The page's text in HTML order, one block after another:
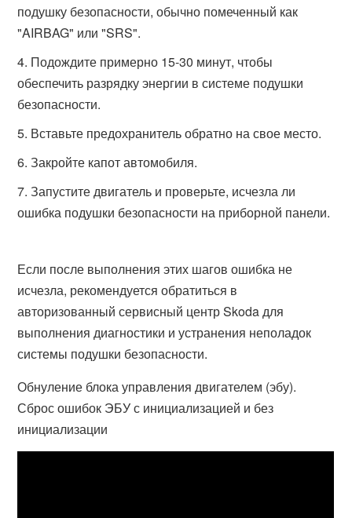
подушку безопасности, обычно помеченный как
"AIRBAG" или "SRS".
Подождите примерно 15-30 минут, чтобы
обеспечить разрядку энергии в системе подушки
безопасности.
Вставьте предохранитель обратно на свое место.
Закройте капот автомобиля.
Запустите двигатель и проверьте, исчезла ли
ошибка подушки безопасности на приборной панели.
Если после выполнения этих шагов ошибка не
исчезла, рекомендуется обратиться в
авторизованный сервисный центр Skoda для
выполнения диагностики и устранения неполадок
системы подушки безопасности.
Обнуление блока управления двигателем (эбу).
Сброс ошибок ЭБУ с инициализацией и без
инициализации